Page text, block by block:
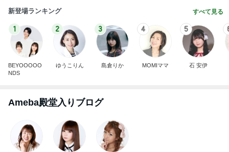
新登場ランキング すべて見る
1
BEYOOOOO
NDS
2
ゆうこりん
3
島倉りか
4
MOMIママ
5
石 安伊
Ameba殿堂入りブログ